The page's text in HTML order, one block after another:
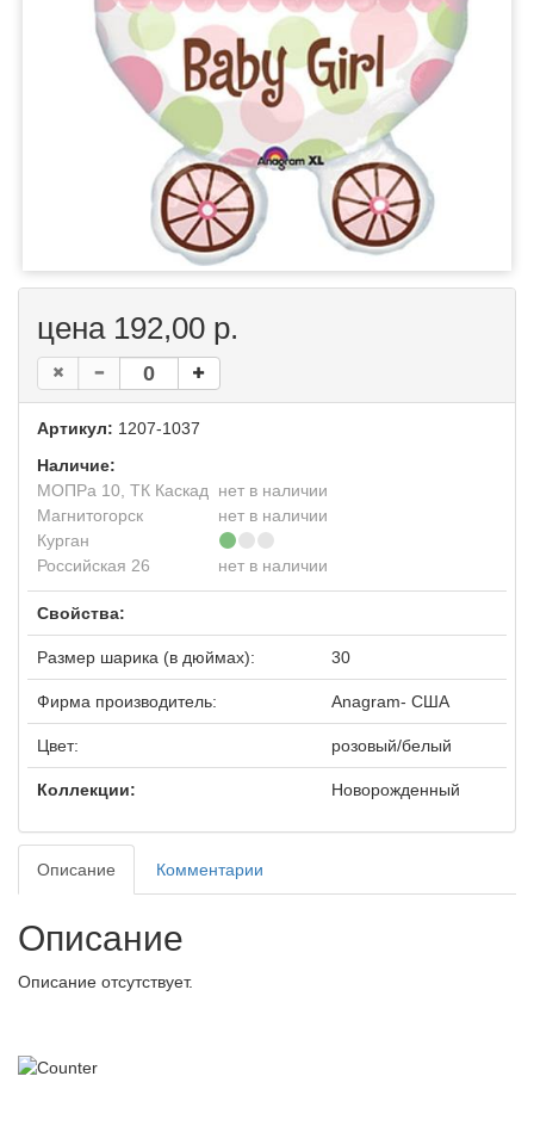
цена 192,00 р.
Артикул: 1207-1037
Наличие:
МОПРа 10, ТК Каскад
нет в наличии
Магнитогорск
нет в наличии
Курган
Российская 26
нет в наличии
Свойства:
Размер шарика (в дюймах): 30
Фирма производитель: Anagram- США
Цвет: розовый/белый
Коллекции: Новорожденный
Описание Комментарии
Описание
Описание отсутствует.